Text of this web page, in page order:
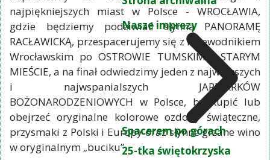
Nasze imprezy
Spacerem po górach
25-tka świętokrzyska
najpiękniejszych miast w Polsce - WROCŁAWIA,
gdzie będziemy podziwiać słynną PANORAMĘ
RACŁAWICKĄ, przespacerujemy się z Przewodnikiem
Wrocławskim po OSTROWIE TUMSKIM i STARYM
MIEŚCIE, a na finał odwiedzimy jeden z największych
i najwspanialszych JARMARKÓW
BOŻONARODZENIOWYCH w Polsce, by kupić lub
obejrzeć oryginalne kolorowe ozdoby świąteczne,
przysmaki z Polski i Europy oraz słynne grzane wino
w oryginalnym „buciku”.